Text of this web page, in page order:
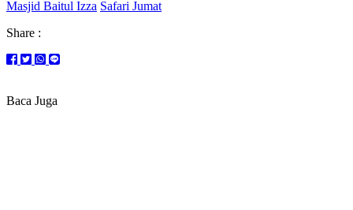
Masjid Baitul Izza Safari Jumat
Share :
Baca Juga